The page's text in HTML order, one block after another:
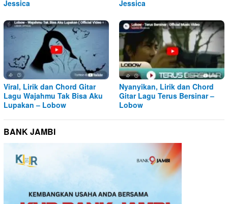
Jessica Jessica
Viral, Lirik dan Chord Gitar
Lagu Wajahmu Tak Bisa Aku
Lupakan – Lobow
Nyanyikan, Lirik dan Chord
Gitar Lagu Terus Bersinar –
Lobow
BANK JAMBI